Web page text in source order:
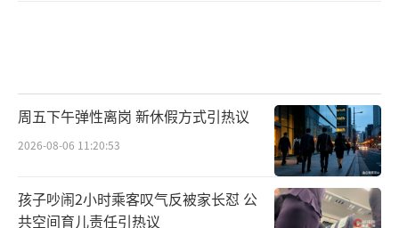
周五下午弹性离岗 新休假方式引热议
2026-08-06 11:20:53
孩子吵闹2小时乘客叹气反被家长怼 公
共空间育儿责任引热议